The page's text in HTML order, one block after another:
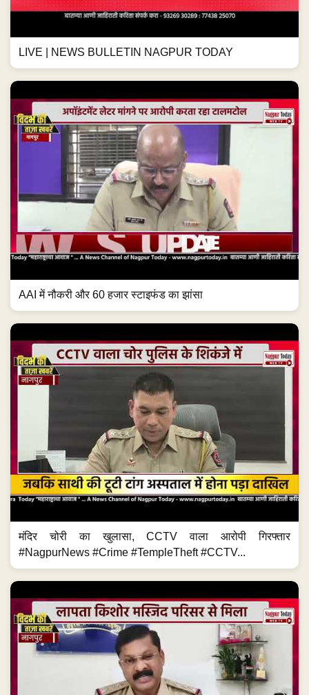
LIVE | NEWS BULLETIN NAGPUR TODAY
AAI में नौकरी और 60 हजार स्टाइफंड का झांसा
मंदिर चोरी का खुलासा, CCTV वाला आरोपी गिरफ्तार
#NagpurNews #Crime #TempleTheft #CCTV...